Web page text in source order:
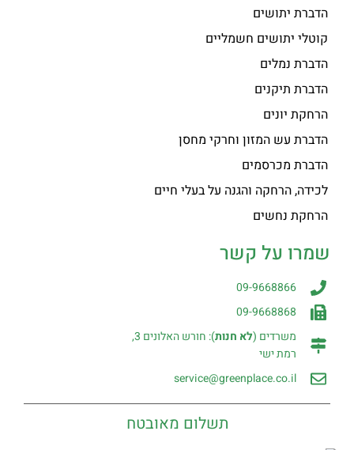
הדברת יתושים
קוטלי יתושים חשמליים
הדברת נמלים
הדברת תיקנים
הרחקת יונים
הדברת עש המזון וחרקי מחסן
הדברת מכרסמים
לכידה, הרחקה והגנה על בעלי חיים
הרחקת נחשים
שמרו על קשר
09-9668866
09-9668868
משרדים (לא חנות): חורש האלונים 3,
רמת ישי
service@greenplace.co.il
תשלום מאובטח